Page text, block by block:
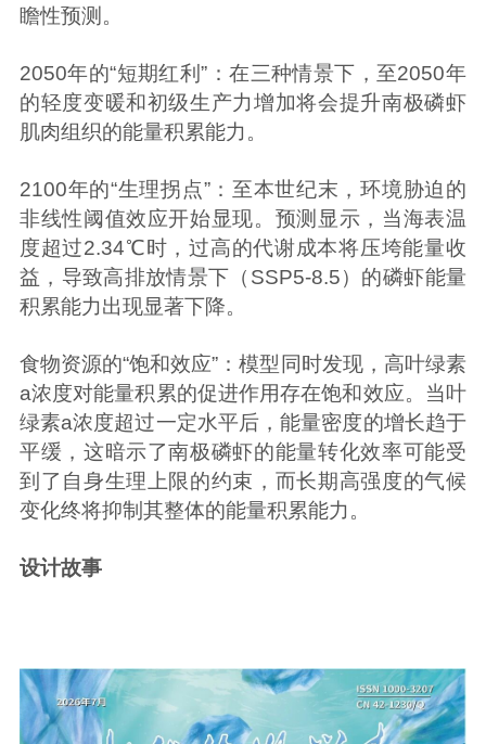
瞻性预测。
2050年的“短期红利”：在三种情景下，至2050年
的轻度变暖和初级生产力增加将会提升南极磷虾
肌肉组织的能量积累能力。
2100年的“生理拐点”：至本世纪末，环境胁迫的
非线性阈值效应开始显现。预测显示，当海表温
度超过2.34℃时，过高的代谢成本将压垮能量收
益，导致高排放情景下（SSP5-8.5）的磷虾能量
积累能力出现显著下降。
食物资源的“饱和效应”：模型同时发现，高叶绿素
a浓度对能量积累的促进作用存在饱和效应。当叶
绿素a浓度超过一定水平后，能量密度的增长趋于
平缓，这暗示了南极磷虾的能量转化效率可能受
到了自身生理上限的约束，而长期高强度的气候
变化终将抑制其整体的能量积累能力。
设计故事